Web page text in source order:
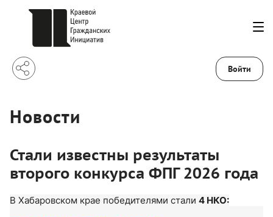
Войти
Новости
Стали известны результаты
второго конкурса ФПГ 2026 года
В Хабаровском крае победителями стали 4 НКО: